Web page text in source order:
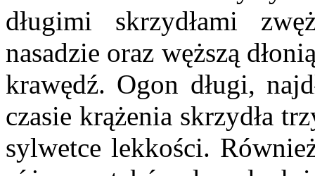
długimi skrzydłami
nasadzie oraz węższą
krawędź. Ogon długi,
czasie krążenia skrzydła
sylwetce lekkości.